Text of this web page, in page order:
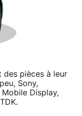
des pièces à leur
Sony,
Mobile Display,